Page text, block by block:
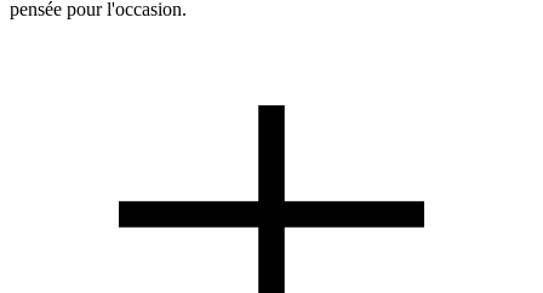
pensée pour l'occasion.